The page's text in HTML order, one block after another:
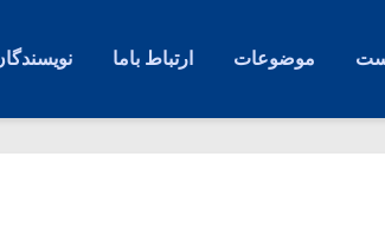
موضوعات ارتباط باما